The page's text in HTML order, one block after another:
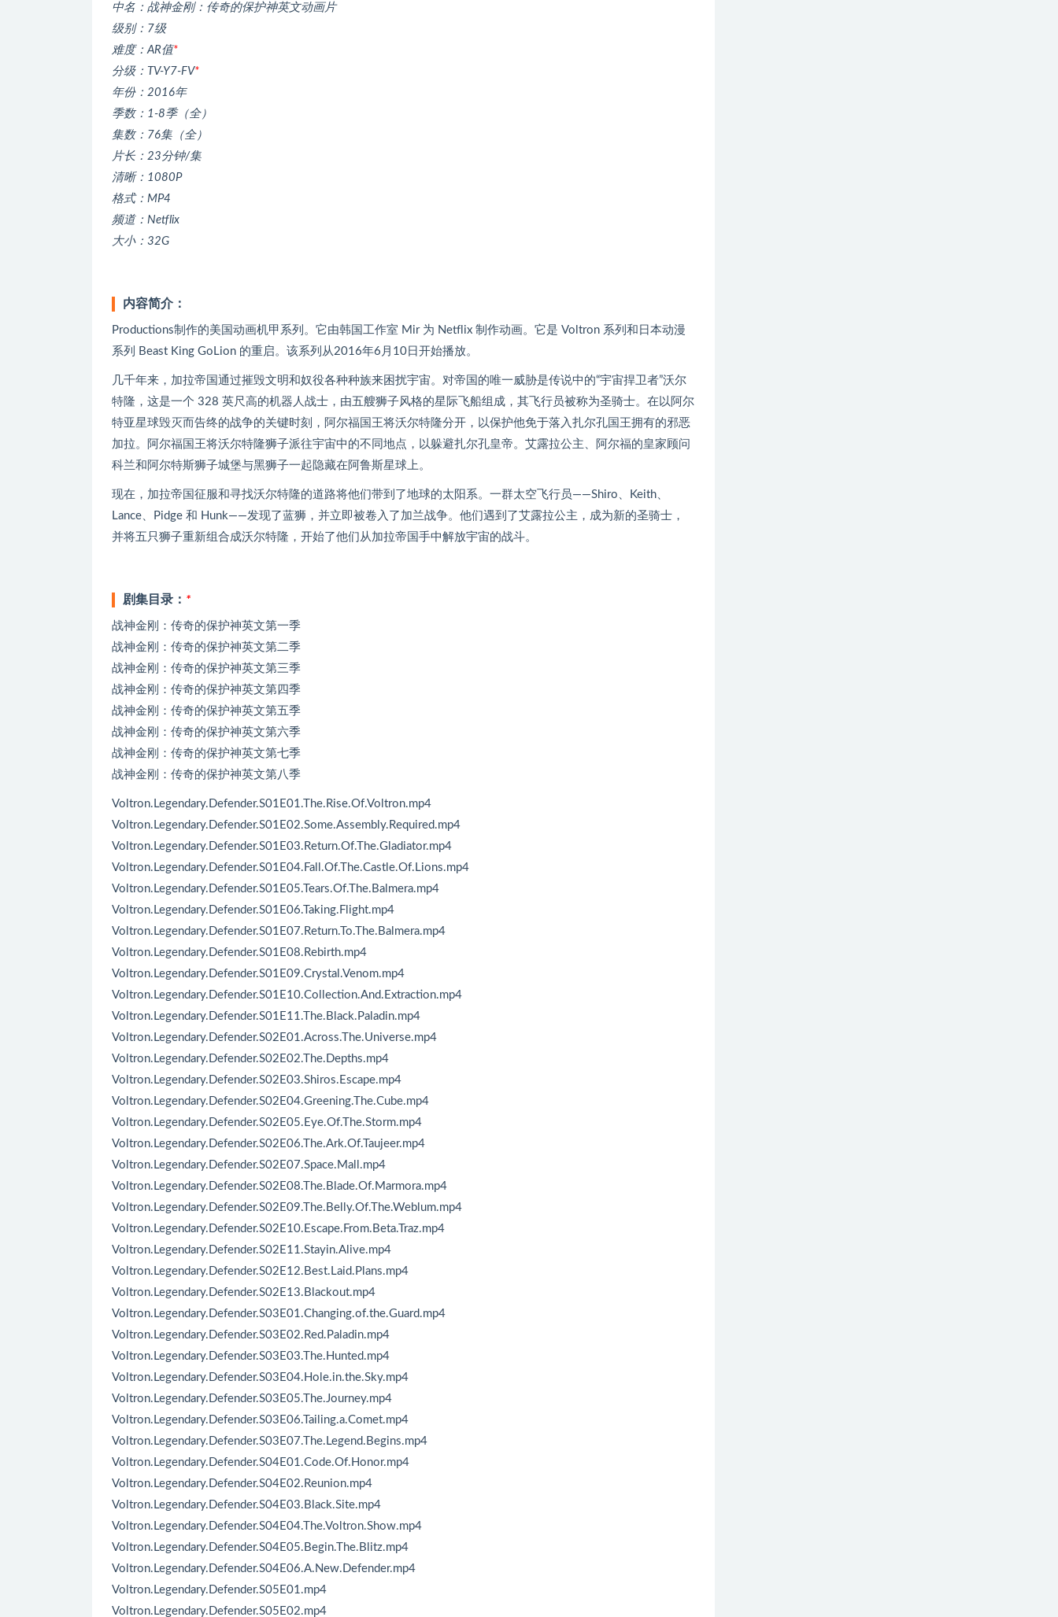
中名：战神金刚：传奇的保护神英文动画片
级别：7级
难度：AR值*
分级：TV-Y7-FV*
年份：2016年
季数：1-8季（全）
集数：76集（全）
片长：23分钟/集
清晰：1080P
格式：MP4
频道：Netflix
大小：32G
内容简介：
Productions制作的美国动画机甲系列。它由韩国工作室 Mir 为 Netflix 制作动画。它是 Voltron 系列和日本动漫
系列 Beast King GoLion 的重启。该系列从2016年6月10日开始播放。
几千年来，加拉帝国通过摧毁文明和奴役各种种族来困扰宇宙。对帝国的唯一威胁是传说中的“宇宙捍卫者”沃尔
特隆，这是一个 328 英尺高的机器人战士，由五艘狮子风格的星际飞船组成，其飞行员被称为圣骑士。在以阿尔
特亚星球毁灭而告终的战争的关键时刻，阿尔福国王将沃尔特隆分开，以保护他免于落入扎尔孔国王拥有的邪恶
加拉。阿尔福国王将沃尔特隆狮子派往宇宙中的不同地点，以躲避扎尔孔皇帝。艾露拉公主、阿尔福的皇家顾问
科兰和阿尔特斯狮子城堡与黑狮子一起隐藏在阿鲁斯星球上。
现在，加拉帝国征服和寻找沃尔特隆的道路将他们带到了地球的太阳系。一群太空飞行员——Shiro、Keith、
Lance、Pidge 和 Hunk——发现了蓝狮，并立即被卷入了加兰战争。他们遇到了艾露拉公主，成为新的圣骑士，
并将五只狮子重新组合成沃尔特隆，开始了他们从加拉帝国手中解放宇宙的战斗。
剧集目录： *
战神金刚：传奇的保护神英文第一季
战神金刚：传奇的保护神英文第二季
战神金刚：传奇的保护神英文第三季
战神金刚：传奇的保护神英文第四季
战神金刚：传奇的保护神英文第五季
战神金刚：传奇的保护神英文第六季
战神金刚：传奇的保护神英文第七季
战神金刚：传奇的保护神英文第八季
Voltron.Legendary.Defender.S01E01.The.Rise.Of.Voltron.mp4
Voltron.Legendary.Defender.S01E02.Some.Assembly.Required.mp4
Voltron.Legendary.Defender.S01E03.Return.Of.The.Gladiator.mp4
Voltron.Legendary.Defender.S01E04.Fall.Of.The.Castle.Of.Lions.mp4
Voltron.Legendary.Defender.S01E05.Tears.Of.The.Balmera.mp4
Voltron.Legendary.Defender.S01E06.Taking.Flight.mp4
Voltron.Legendary.Defender.S01E07.Return.To.The.Balmera.mp4
Voltron.Legendary.Defender.S01E08.Rebirth.mp4
Voltron.Legendary.Defender.S01E09.Crystal.Venom.mp4
Voltron.Legendary.Defender.S01E10.Collection.And.Extraction.mp4
Voltron.Legendary.Defender.S01E11.The.Black.Paladin.mp4
Voltron.Legendary.Defender.S02E01.Across.The.Universe.mp4
Voltron.Legendary.Defender.S02E02.The.Depths.mp4
Voltron.Legendary.Defender.S02E03.Shiros.Escape.mp4
Voltron.Legendary.Defender.S02E04.Greening.The.Cube.mp4
Voltron.Legendary.Defender.S02E05.Eye.Of.The.Storm.mp4
Voltron.Legendary.Defender.S02E06.The.Ark.Of.Taujeer.mp4
Voltron.Legendary.Defender.S02E07.Space.Mall.mp4
Voltron.Legendary.Defender.S02E08.The.Blade.Of.Marmora.mp4
Voltron.Legendary.Defender.S02E09.The.Belly.Of.The.Weblum.mp4
Voltron.Legendary.Defender.S02E10.Escape.From.Beta.Traz.mp4
Voltron.Legendary.Defender.S02E11.Stayin.Alive.mp4
Voltron.Legendary.Defender.S02E12.Best.Laid.Plans.mp4
Voltron.Legendary.Defender.S02E13.Blackout.mp4
Voltron.Legendary.Defender.S03E01.Changing.of.the.Guard.mp4
Voltron.Legendary.Defender.S03E02.Red.Paladin.mp4
Voltron.Legendary.Defender.S03E03.The.Hunted.mp4
Voltron.Legendary.Defender.S03E04.Hole.in.the.Sky.mp4
Voltron.Legendary.Defender.S03E05.The.Journey.mp4
Voltron.Legendary.Defender.S03E06.Tailing.a.Comet.mp4
Voltron.Legendary.Defender.S03E07.The.Legend.Begins.mp4
Voltron.Legendary.Defender.S04E01.Code.Of.Honor.mp4
Voltron.Legendary.Defender.S04E02.Reunion.mp4
Voltron.Legendary.Defender.S04E03.Black.Site.mp4
Voltron.Legendary.Defender.S04E04.The.Voltron.Show.mp4
Voltron.Legendary.Defender.S04E05.Begin.The.Blitz.mp4
Voltron.Legendary.Defender.S04E06.A.New.Defender.mp4
Voltron.Legendary.Defender.S05E01.mp4
Voltron.Legendary.Defender.S05E02.mp4